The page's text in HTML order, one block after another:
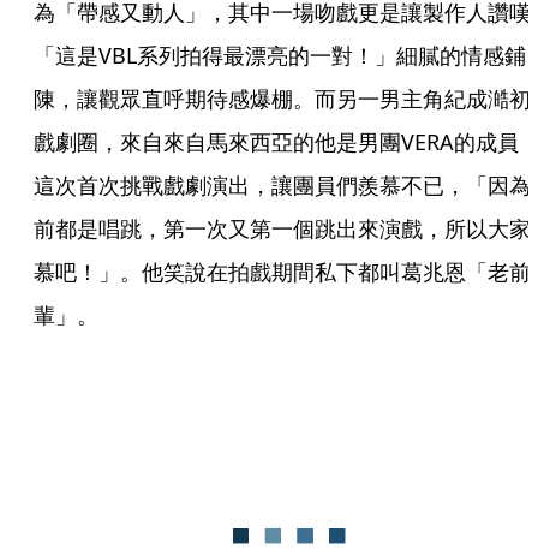
為「帶感又動人」，其中一場吻戲更是讓製作人讚嘆
「這是VBL系列拍得最漂亮的一對！」細膩的情感鋪
陳，讓觀眾直呼期待感爆棚。而另一男主角紀成澔初
戲劇圈，來自來自馬來西亞的他是男團VERA的成員
這次首次挑戰戲劇演出，讓團員們羨慕不已，「因為
前都是唱跳，第一次又第一個跳出來演戲，所以大家
慕吧！」。他笑說在拍戲期間私下都叫葛兆恩「老前
輩」。